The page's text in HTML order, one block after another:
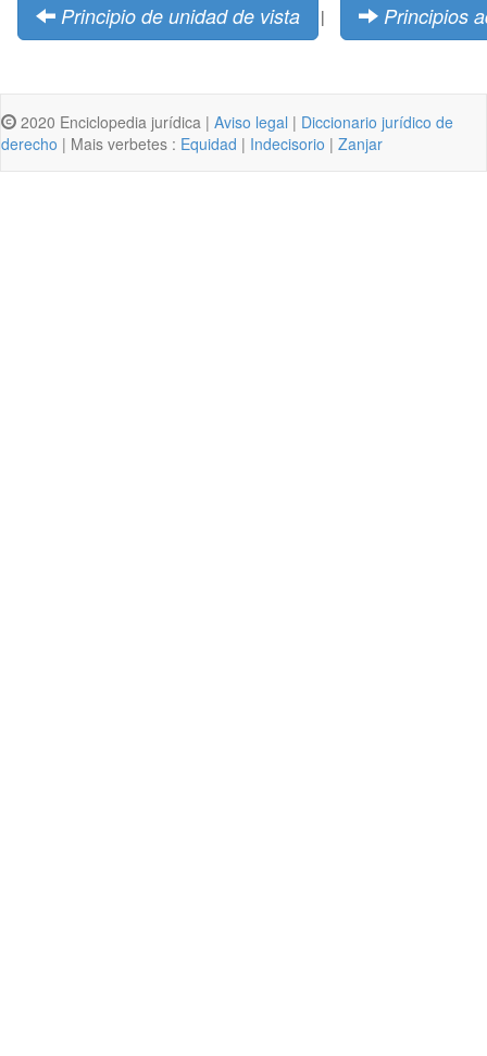
Principio de unidad de vista | Principios
2020 Enciclopedia jurídica | Aviso legal | Diccionario jurídico de
derecho | Mais verbetes : Equidad | Indecisorio | Zanjar